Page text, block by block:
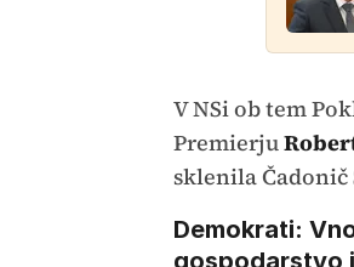
V NSi ob tem
Premierju
sklenila Čadonič
Demokrati:
gospodarstvo